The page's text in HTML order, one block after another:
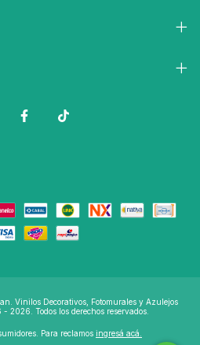
Vinilos Decorativos, Fotomurales y Azulejos
2026. Todos los derechos reservados.
Para reclamos ingresá acá.